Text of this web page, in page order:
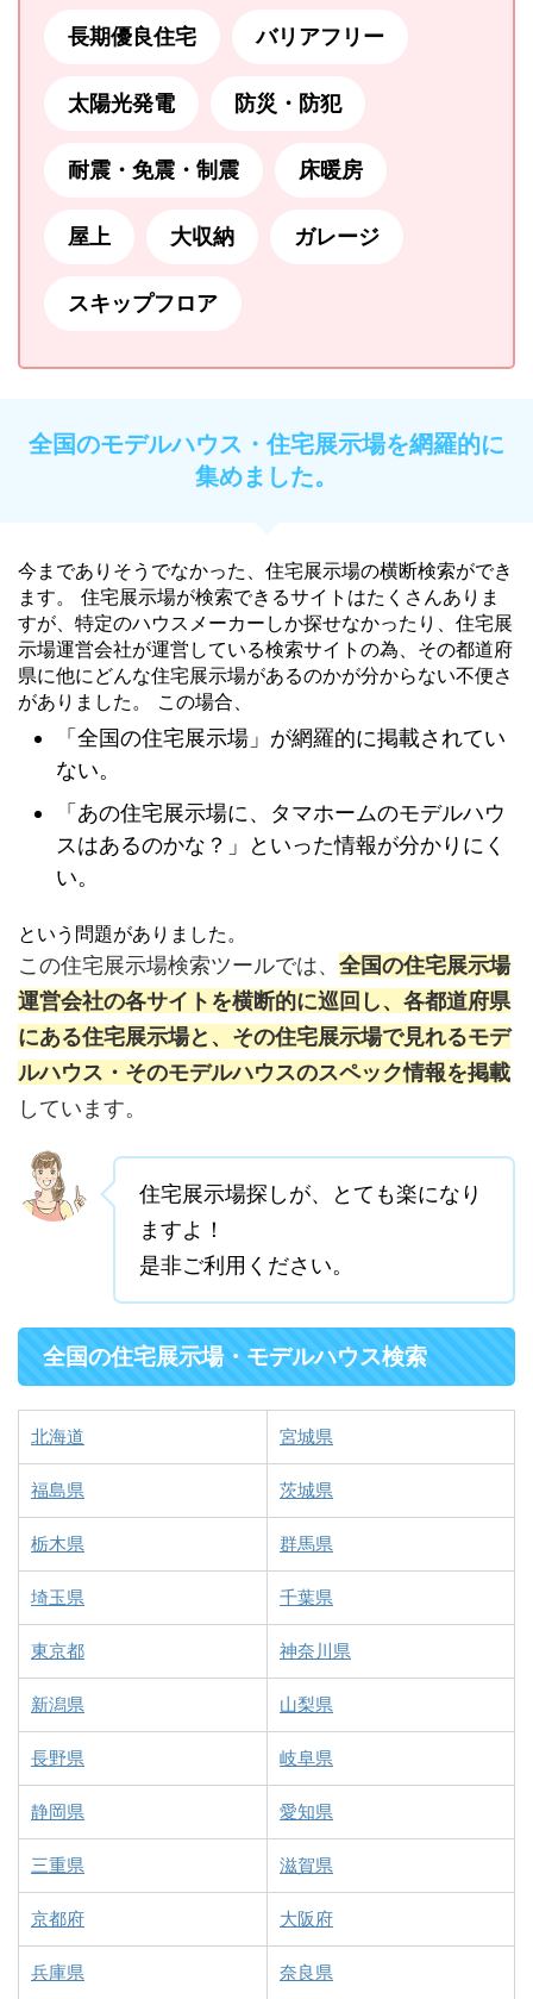
長期優良住宅 バリアフリー
太陽光発電 防災・防犯
耐震・免震・制震 床暖房
屋上 大収納 ガレージ
スキップフロア
全国のモデルハウス・住宅展示場を網羅的に
集めました。
今までありそうでなかった、住宅展示場の横断検索ができ
ます。 住宅展示場が検索できるサイトはたくさんありま
すが、特定のハウスメーカーしか探せなかったり、住宅展
示場運営会社が運営している検索サイトの為、その都道府
県に他にどんな住宅展示場があるのかが分からない不便さ
がありました。 この場合、
「全国の住宅展示場」が網羅的に掲載されてい
ない。
「あの住宅展示場に、タマホームのモデルハウ
スはあるのかな？」といった情報が分かりにく
い。
という問題がありました。
この住宅展示場検索ツールでは、 全国の住宅展示場
運営会社の各サイトを横断的に巡回し、各都道府県
にある住宅展示場と、その住宅展示場で見れるモデ
ルハウス・そのモデルハウスのスペック情報を掲載
しています。
住宅展示場探しが、とても楽になり
ますよ！
是非ご利用ください。
全国の住宅展示場・モデルハウス検索
北海道 宮城県
福島県 茨城県
栃木県 群馬県
埼玉県 千葉県
東京都 神奈川県
新潟県 山梨県
長野県 岐阜県
静岡県 愛知県
三重県 滋賀県
京都府 大阪府
兵庫県 奈良県